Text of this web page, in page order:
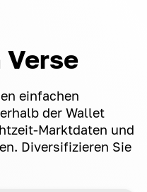
einfachen
der Wallet
Marktdaten und
Diversifizieren Sie